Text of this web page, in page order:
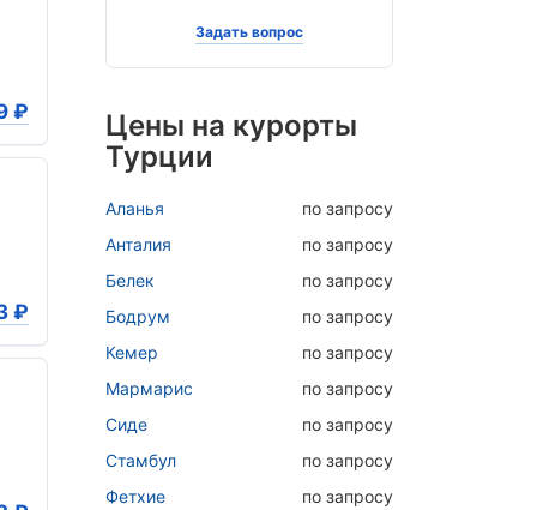
₽
₽
Задать вопрос
Цены на курорты
Турции
Аланья
по запросу
Анталия
по запросу
Белек
по запросу
Бодрум
по запросу
Кемер
по запросу
Мармарис
по запросу
Сиде
по запросу
Стамбул
по запросу
Фетхие
по запросу